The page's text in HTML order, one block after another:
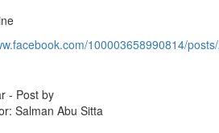
100003658990814/
Salman Abu Sitta